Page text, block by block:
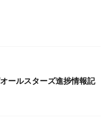
ールスターズ進捗情報記